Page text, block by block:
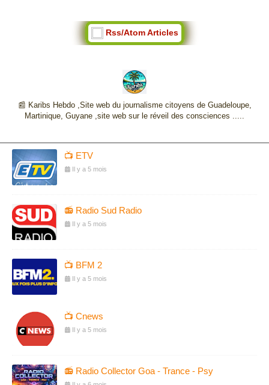
Rss/Atom Articles
📰 Karibs Hebdo ,Site web du journalisme citoyens de Guadeloupe,
Martinique, Guyane ,site web sur le réveil des consciences .....
📺 ETV
Il y a 5 mois
📻 Radio Sud Radio
Il y a 5 mois
📺 BFM 2
Il y a 5 mois
📺 Cnews
Il y a 5 mois
📻 Radio Collector Goa - Trance - Psy